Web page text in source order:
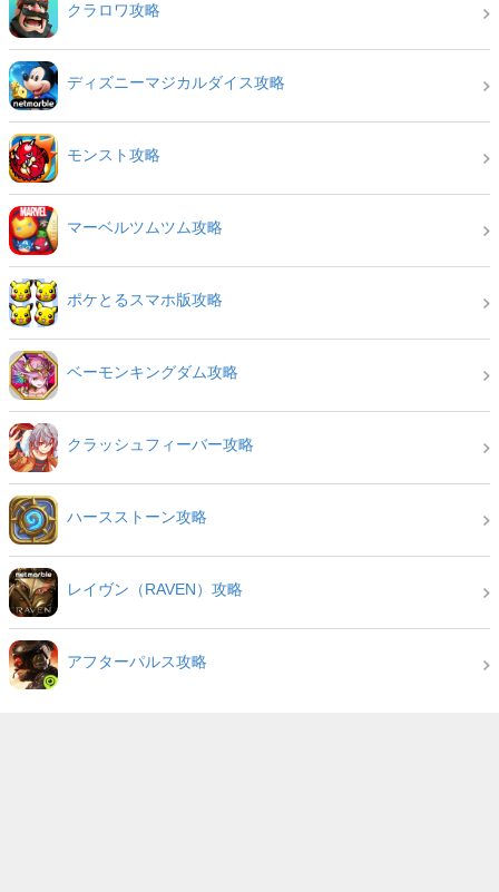
クラロワ攻略
ディズニーマジカルダイス攻略
モンスト攻略
マーベルツムツム攻略
ポケとるスマホ版攻略
ベーモンキングダム攻略
クラッシュフィーバー攻略
ハースストーン攻略
レイヴン（RAVEN）攻略
アフターパルス攻略